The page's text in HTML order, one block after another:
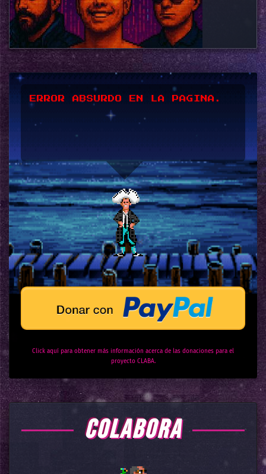
ERROR ABSURDO EN LA PAGINA.
Click aquí para obtener más información acerca de las donaciones para el
proyecto CLABA.
COLABORA